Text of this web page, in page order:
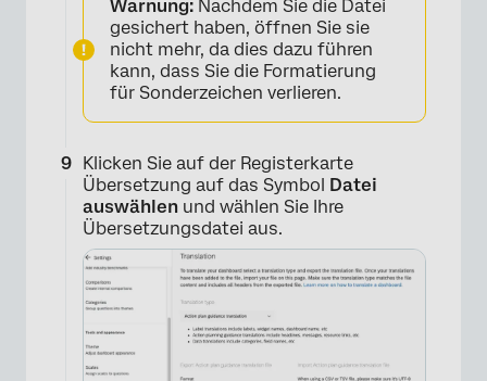
Warnung: Nachdem Sie die Datei
gesichert haben, öffnen Sie sie
nicht mehr, da dies dazu führen
kann, dass Sie die Formatierung
für Sonderzeichen verlieren.
Klicken Sie auf der Registerkarte
Übersetzung auf das Symbol Datei
auswählen und wählen Sie Ihre
Übersetzungsdatei aus.